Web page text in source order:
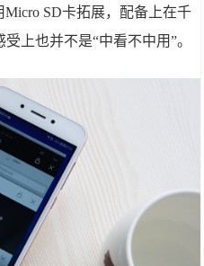
SD卡拓展，配备上在千
上也并不是“中看不中用”。